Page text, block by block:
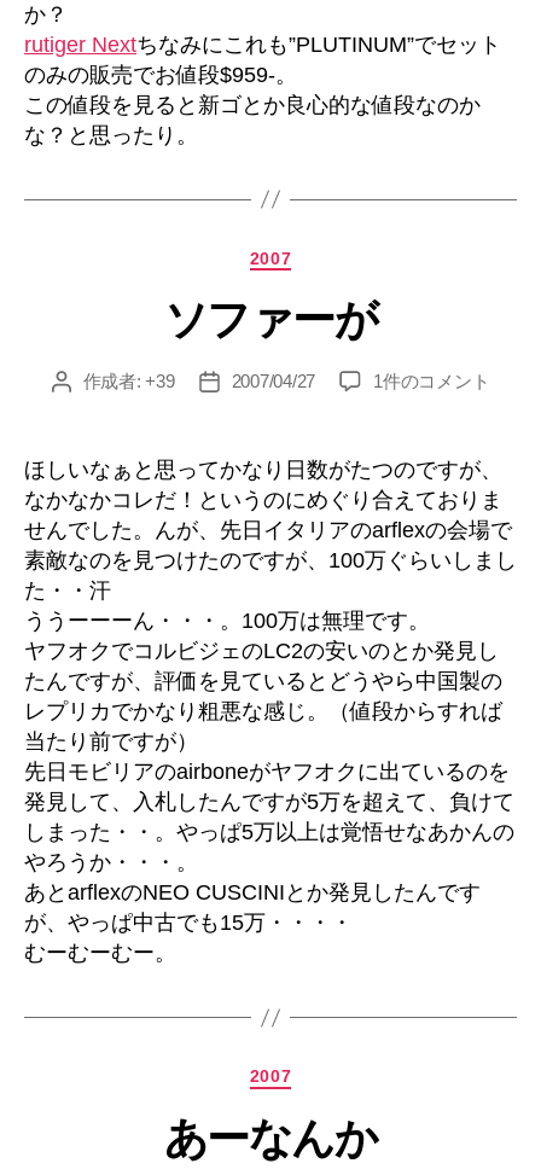
か？
rutiger Nextちなみにこれも”PLUTINUM”でセット
のみの販売でお値段$959-。
この値段を見ると新ゴとか良心的な値段なのか
な？と思ったり。
カ
ゴ
リ
2007
ソファーが
投 作成者:+39
投 2007/04/27
ソ
ー
が
へ
の
1件のコメント
ほしいなぁと思ってかなり日数がたつのですが、
なかなかコレだ！というのにめぐり合えておりま
せんでした。んが、先日イタリアのarflexの会場で
素敵なのを見つけたのですが、100万ぐらいしまし
た・・汗
ううーーーん・・・。100万は無理です。
ヤフオクでコルビジェのLC2の安いのとか発見し
たんですが、評価を見ているとどうやら中国製の
レプリカでかなり粗悪な感じ。（値段からすれば
当たり前ですが）
先日モビリアのairboneがヤフオクに出ているのを
発見して、入札したんですが5万を超えて、負けて
しまった・・。やっぱ5万以上は覚悟せなあかんの
やろうか・・・。
あとarflexのNEO CUSCINIとか発見したんです
が、やっぱ中古でも15万・・・・
むーむーむー。
カ
ゴ
リ
2007
あーなんか